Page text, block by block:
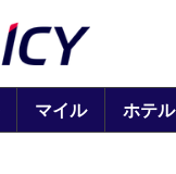
マイル ホテル